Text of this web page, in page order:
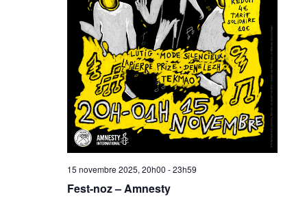
15 novembre 2025, 20h00 -23h59
Fest-noz – Amnesty